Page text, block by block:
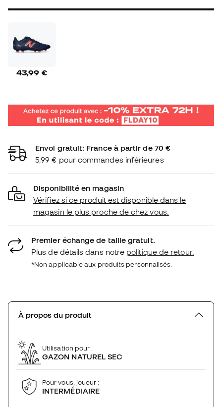
43,99 €
Envoi gratuit: France à partir de 70 €
5,99 € pour commandes inférieures
Disponibilité en magasin
Vérifiez si ce produit est disponible dans le
magasin le plus proche de chez vous.
Premier échange de taille gratuit.
Plus de détails dans notre politique de retour.
*Non applicable aux produits personnalisés.
À propos du produit
Utilisation pour :
GAZON NATUREL SEC
Pour vous, joueur :
INTERMÉDIAIRE